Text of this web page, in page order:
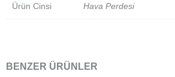
Ürün Cinsi Hava Perdesi
BENZER ÜRÜNLER